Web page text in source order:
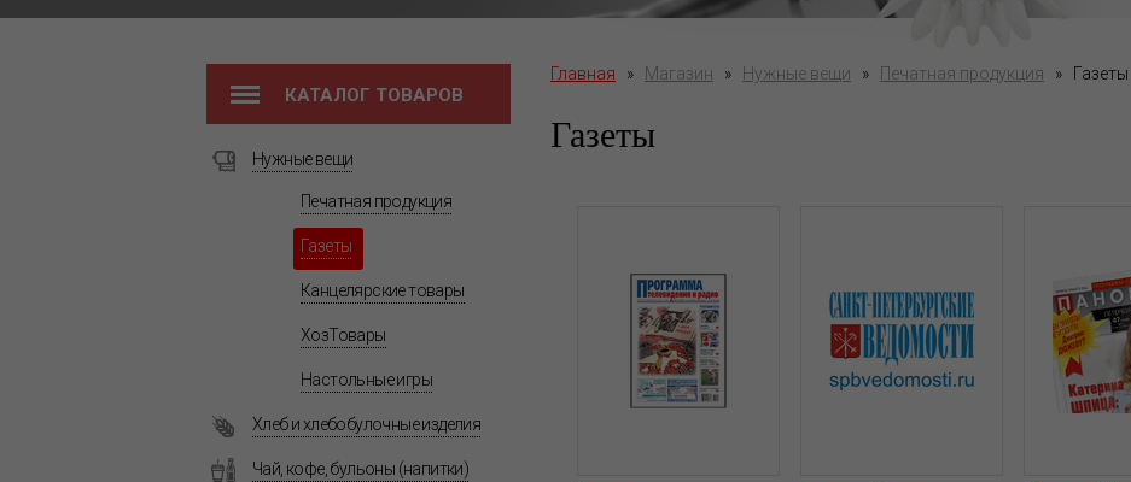
КАТАЛОГ ТОВАРОВ
Нужные вещи
Печатная продукция
Газеты
Канцелярские товары
ХозТовары
Настольные игры
Хлеб и хлебобулочные изделия
Чай, кофе, бульоны (напитки)
Главная » Магазин » Нужные вещи » Печатная продукция » Газеты
Газеты